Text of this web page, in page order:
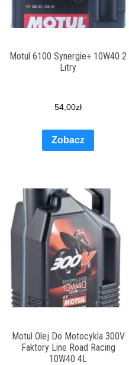
Motul 6100 Synergie+ 10W40 2
Litry
54,00zł
Zobacz
Motul Olej Do Motocykla 300V
Faktory Line Road Racing
10W40 4L